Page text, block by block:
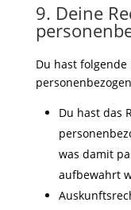
9. Deine
Du hast
Du hast das
was damit
aufbewahrt